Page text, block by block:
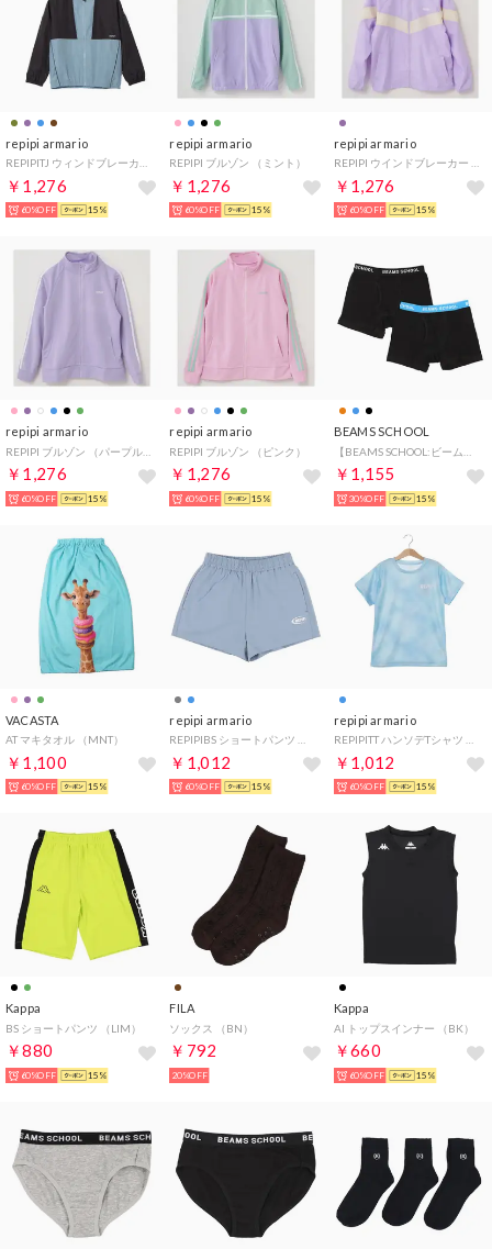
repipi armario
￥1,276
60%OFF 15%
repipi armario
REPIPI ブルゾン （ミント）
￥1,276
60%OFF 15%
repipi armario
￥1,276
60%OFF 15%
repipi armario
￥1,276
60%OFF 15%
repipi armario
REPIPI ブルゾン （ピンク）
￥1,276
60%OFF 15%
BEAMS SCHOOL
￥1,155
30%OFF 15%
VACASTA
AT マキタオル （MNT）
￥1,100
60%OFF 15%
repipi armario
￥1,012
60%OFF 15%
repipi armario
￥1,012
60%OFF 15%
Kappa
BS ショートパンツ （LIM）
￥880
60%OFF 15%
FILA
ソックス （BN）
￥792
20%OFF
Kappa
AI トップスインナー （BK）
￥660
60%OFF 15%